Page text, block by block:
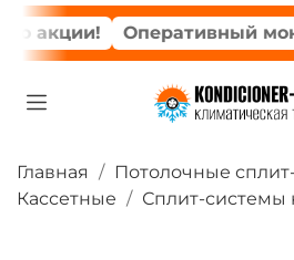
Оперативный
Главная
Потолочные
Кассетные
Сплит-системы